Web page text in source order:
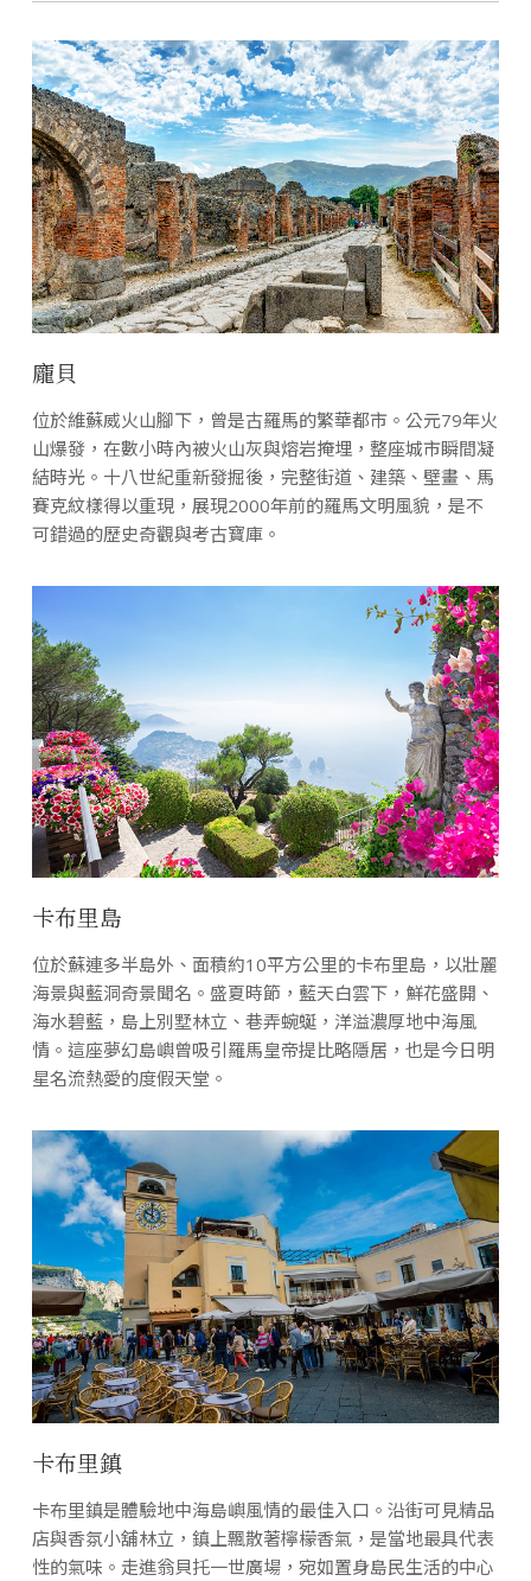
龐貝
位於維蘇威火山腳下，曾是古羅馬的繁華都市。公元79年火
山爆發，在數小時內被火山灰與熔岩掩埋，整座城市瞬間凝
結時光。十八世紀重新發掘後，完整街道、建築、壁畫、馬
賽克紋樣得以重現，展現2000年前的羅馬文明風貌，是不
可錯過的歷史奇觀與考古寶庫。
卡布里島
位於蘇連多半島外、面積約10平方公里的卡布里島，以壯麗
海景與藍洞奇景聞名。盛夏時節，藍天白雲下，鮮花盛開、
海水碧藍，島上別墅林立、巷弄蜿蜒，洋溢濃厚地中海風
情。這座夢幻島嶼曾吸引羅馬皇帝提比略隱居，也是今日明
星名流熱愛的度假天堂。
卡布里鎮
卡布里鎮是體驗地中海島嶼風情的最佳入口。沿街可見精品
店與香氛小舖林立，鎮上飄散著檸檬香氣，是當地最具代表
性的氣味。走進翁貝托一世廣場，宛如置身島民生活的中心